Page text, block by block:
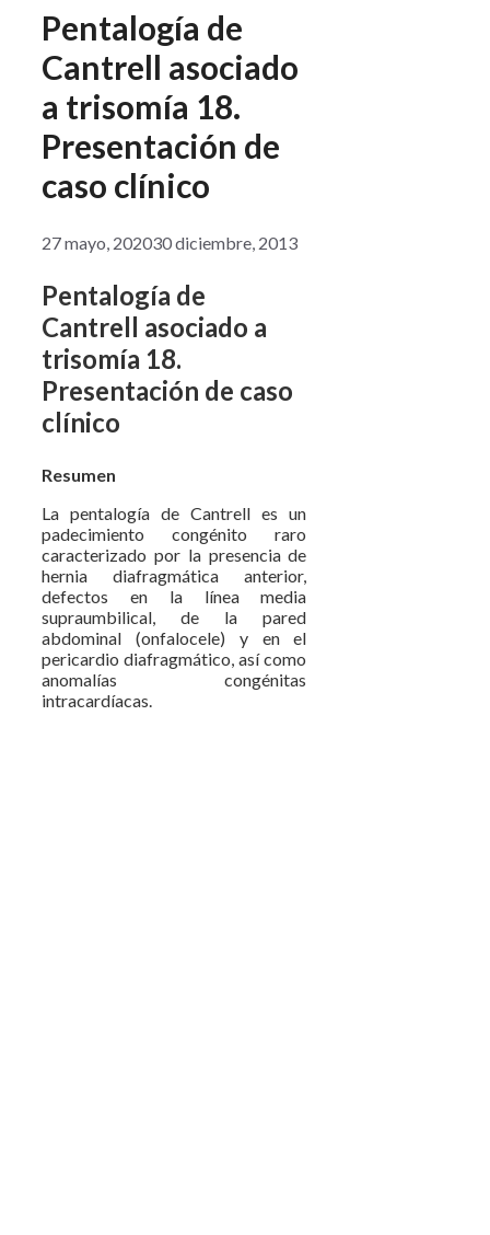
Pentalogía de
Cantrell asociado
a trisomía 18.
Presentación de
caso clínico
27 mayo, 202030 diciembre, 2013
Pentalogía de
Cantrell asociado a
trisomía 18.
Presentación de caso
clínico
Resumen
La pentalogía de Cantrell es un
padecimiento congénito raro
caracterizado por la presencia de
hernia diafragmática anterior,
defectos en la línea media
supraumbilical, de la pared
abdominal (onfalocele) y en el
pericardio diafragmático, así como
anomalías congénitas
intracardíacas.